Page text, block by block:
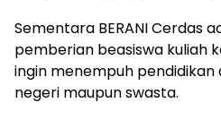
Sementara BERANI Cerdas
pemberian beasiswa kuliah
ingin menempuh pendidikan
negeri maupun swasta.